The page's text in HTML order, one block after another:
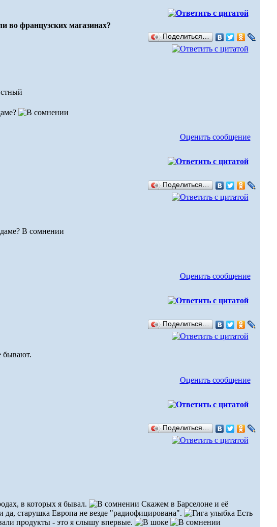
во французских магазинах?
Поделиться…
Оценить сообщение
Поделиться…
В сомнении
Оценить сообщение
Поделиться…
бывают.
Оценить сообщение
Поделиться…
в которых я бывал.
Скажем в Барселоне и её
да, старушка Европа не везде "радиофицирована".
Есть
продукты - это я слышу впервые.